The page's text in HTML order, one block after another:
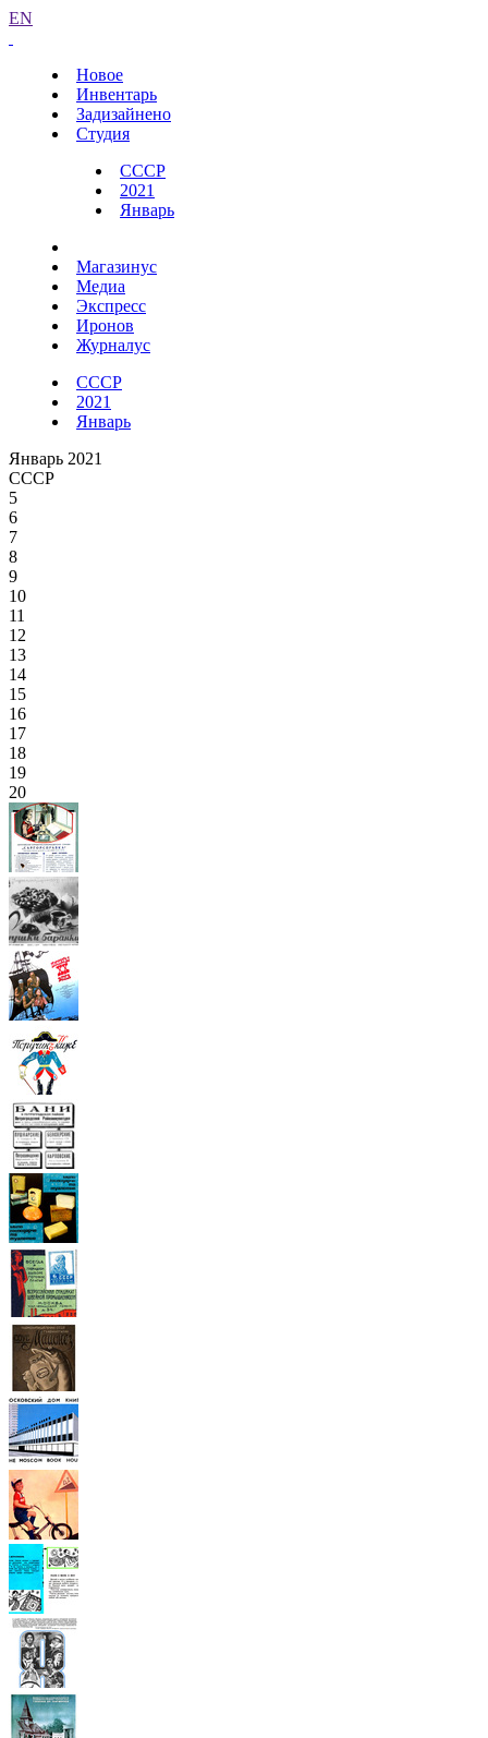
EN
Новое
Инвентарь
Задизайнено
Студия
СССР
2021
Январь
Магазинус
Медиа
Экспресс
Иронов
Журналус
СССР
2021
Январь
Январь 2021
СССР
5
6
7
8
9
10
11
12
13
14
15
16
17
18
19
20